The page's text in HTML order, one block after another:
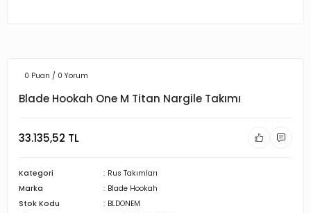
0 Puan / 0 Yorum
Blade Hookah One M Titan Nargile Takımı
33.135,52 TL
Kategori
Rus Takımları
Marka
Blade Hookah
Stok Kodu
BLDONEM